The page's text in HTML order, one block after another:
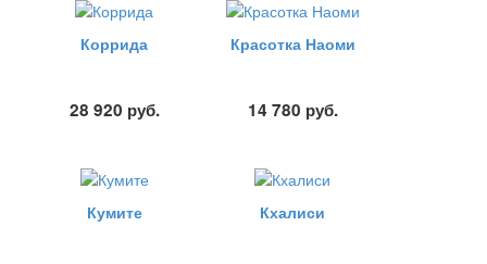
Коррида
28 920 руб.
Красотка Наоми
14 780 руб.
Кумите Кхалиси